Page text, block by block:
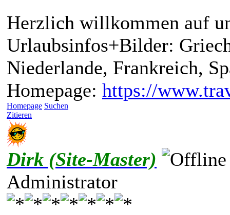
Herzlich willkommen auf
Urlaubsinfos+Bilder:
Niederlande, Frankreich,
Homepage: https://
Homepage Suchen
Zitieren
Dirk (Site-Master)
Administrator